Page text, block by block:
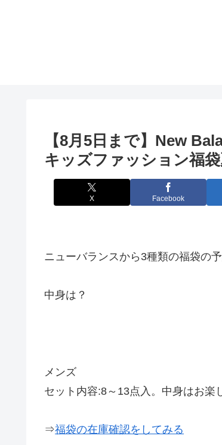
【8月5日まで】New
キッズファッション福
X Facebook
ニューバランスから3種類の福袋の
中身は？
メンズ
セット内容:8～13点入。中身はお楽
⇒福袋の在庫確認をしてみる